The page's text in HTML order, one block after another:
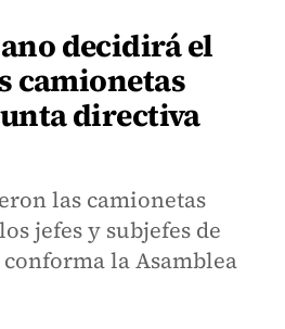
decidirá el
camionetas
directiva
las camionetas
jefes y subjefes de
la Asamblea